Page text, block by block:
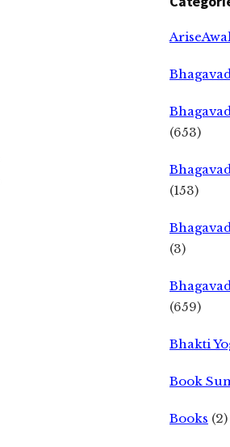
(653)
(153)
(3)
(659)
Bhakti
Book
Books (2)